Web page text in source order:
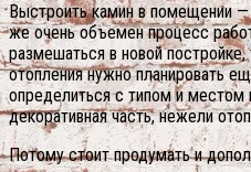
Выстроить камин в помещении —
же очень объемен процесс
размешаться в новой
отопления нужно планировать
определиться с типом и местом
декоративная часть, нежели
Потому стоит продумать и